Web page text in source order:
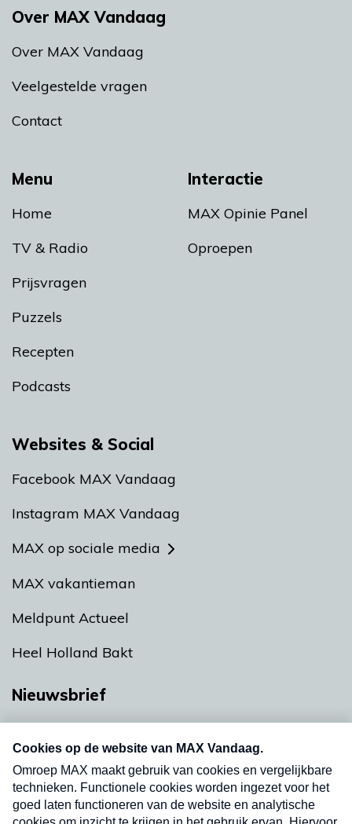
Menu
Home
TV & Radio
Prijsvragen
Puzzels
Recepten
Podcasts
Interactie
MAX Opinie Panel
Oproepen
Over MAX Vandaag
Over MAX Vandaag
Veelgestelde vragen
Contact
Websites & Social
Facebook MAX Vandaag
Instagram MAX Vandaag
MAX op sociale media
MAX vakantieman
Meldpunt Actueel
Heel Holland Bakt
Nieuwsbrief
nieuwsbrief. Elke vrijdag- en dinsdagochtend in
uw mailbox.
Verzend